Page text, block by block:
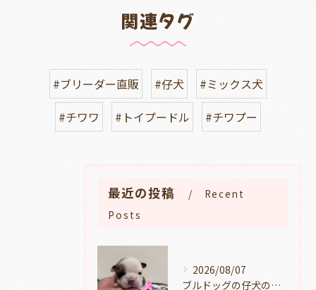
関連タグ
#ブリーダー直販 #仔犬
#ミックス犬
#チワワ
#トイプードル #チワプー
最近の投稿
Recent
Posts
2026/08/07
ブルドッグの仔犬のお目目があきました👀💑🐶岐阜県養老町のブリーダーワンダフルパピーです。